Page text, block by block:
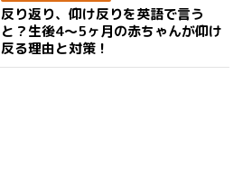
反り返り、仰け反りを英語で言う
と？生後4〜5ヶ月の赤ちゃんが仰け
反る理由と対策！